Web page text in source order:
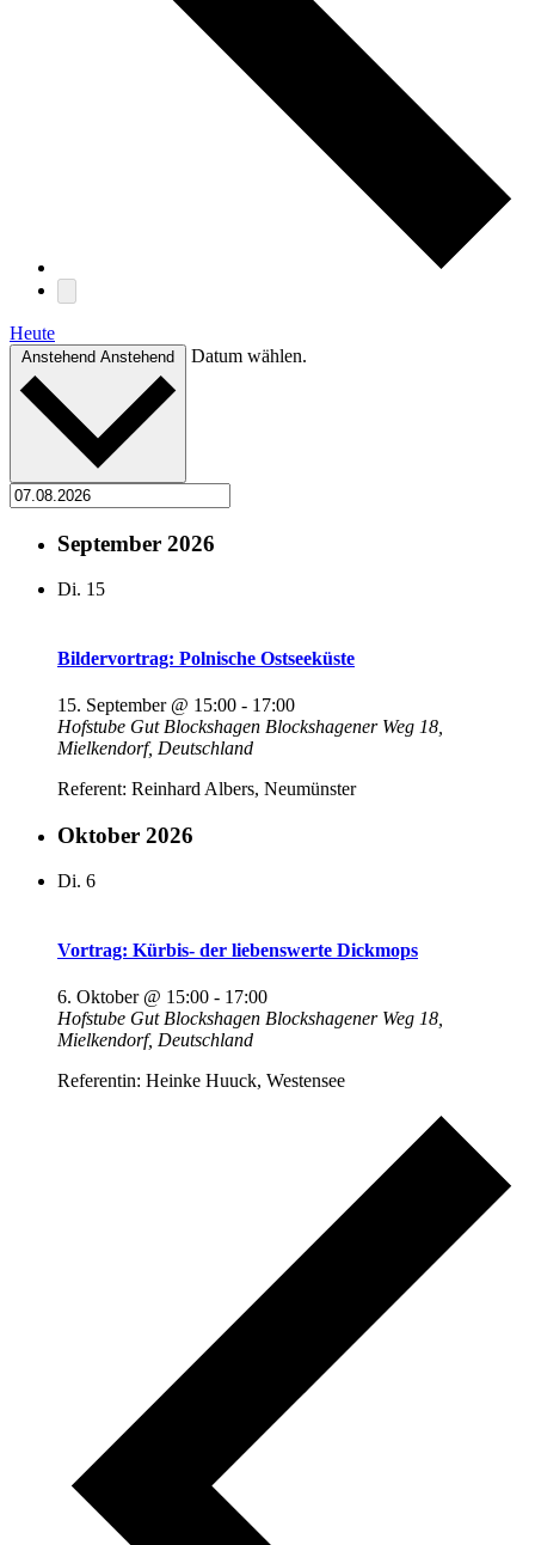
Heute
Anstehend Anstehend Datum wählen.
September 2026
Di. 15
Bildervortrag: Polnische Ostseeküste
15. September @ 15:00 - 17:00
Hofstube Gut Blockshagen Blockshagener Weg 18,
Mielkendorf, Deutschland
Referent: Reinhard Albers, Neumünster
Oktober 2026
Di. 6
Vortrag: Kürbis- der liebenswerte Dickmops
6. Oktober @ 15:00 - 17:00
Hofstube Gut Blockshagen Blockshagener Weg 18,
Mielkendorf, Deutschland
Referentin: Heinke Huuck, Westensee